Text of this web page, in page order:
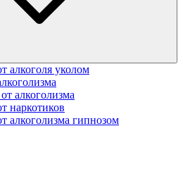
алкоголя уколом
алкоголизма
наркотиков
алкоголизма гипнозом